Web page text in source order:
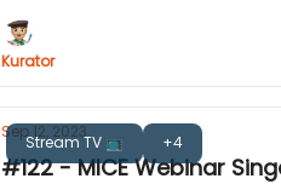
Kurator
Stream TV 📺 +4
Sep 12, 2023
#122 - MICE Webinar